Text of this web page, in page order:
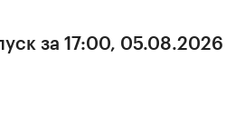
за 17:00, 05.08.2026